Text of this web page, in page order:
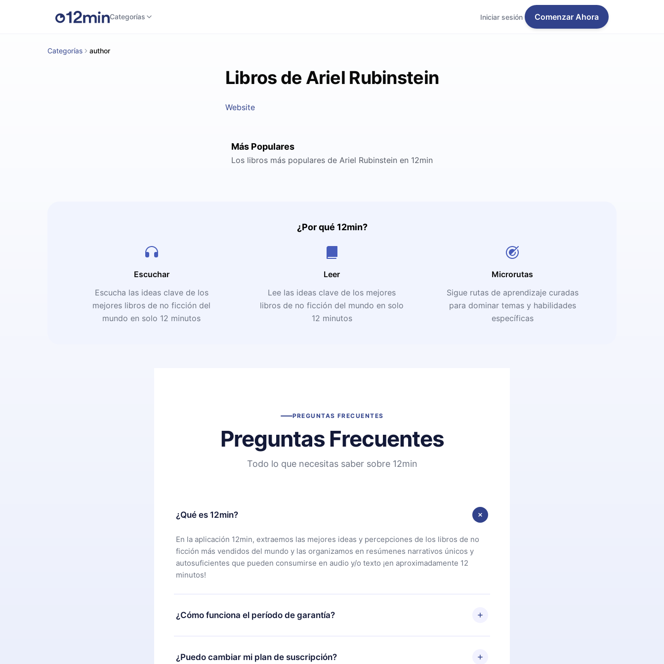
Categorías Iniciar sesión Comenzar Ahora
Categorías author
Libros de Ariel Rubinstein
Website
Más Populares
Los libros más populares de Ariel Rubinstein en 12min
¿Por qué 12min?
Escuchar
Escucha las ideas clave de los
mejores libros de no ficción del
mundo en solo 12 minutos
Leer
Lee las ideas clave de los mejores
libros de no ficción del mundo en solo
12 minutos
Microrutas
Sigue rutas de aprendizaje curadas
para dominar temas y habilidades
específicas
PREGUNTAS FRECUENTES
Preguntas Frecuentes
Todo lo que necesitas saber sobre 12min
¿Qué es 12min?
En la aplicación 12min, extraemos las mejores ideas y percepciones de los libros de no
ficción más vendidos del mundo y las organizamos en resúmenes narrativos únicos y
autosuficientes que pueden consumirse en audio y/o texto ¡en aproximadamente 12
minutos!
¿Cómo funciona el período de garantía?
Puedes descargar nuestra aplicación y comenzar a disfrutar de nuestra biblioteca. Si por
alguna razón no estás satisfecho con nuestra plataforma, simplemente contacta a
¿Puedo cambiar mi plan de suscripción?